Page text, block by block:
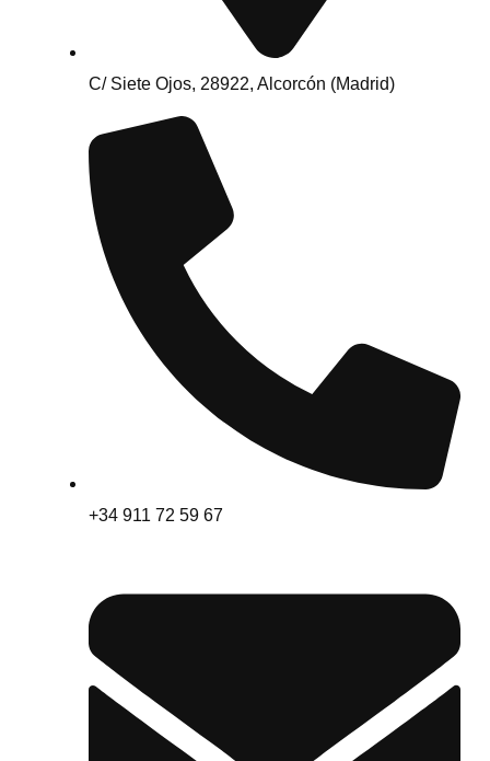
C/ Siete Ojos, 28922, Alcorcón (Madrid)
+34 911 72 59 67